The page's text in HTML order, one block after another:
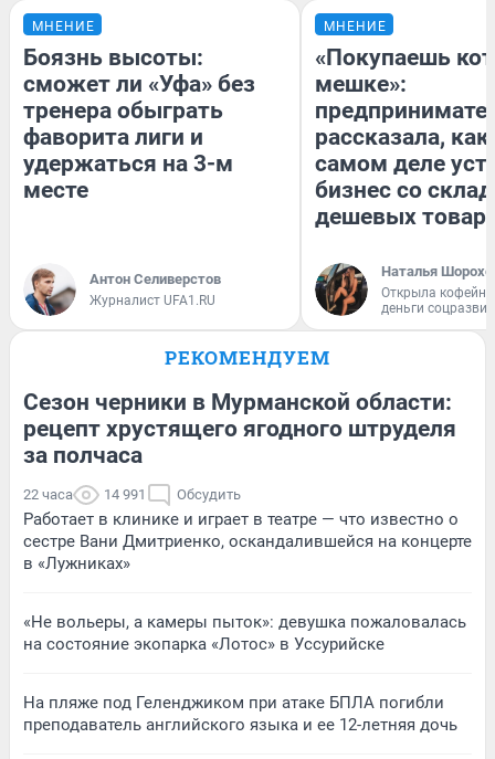
МНЕНИЕ
Боязнь высоты:
сможет ли «Уфа» без
тренера обыграть
фаворита лиги и
удержаться на 3-м
месте
Антон Селиверстов
Журналист UFA1.RU
МНЕНИЕ
«Покупаешь
мешке»:
рассказала, как
самом деле
бизнес со
дешевых
Наталья
Открыла
деньги
РЕКОМЕНДУЕМ
Сезон черники в Мурманской области:
рецепт хрустящего ягодного штруделя
за полчаса
22 часа 14 991 Обсудить
Работает в клинике и играет в театре — что известно о
сестре Вани Дмитриенко, оскандалившейся на концерте
в «Лужниках»
«Не вольеры, а камеры пыток»: девушка пожаловалась
на состояние экопарка «Лотос» в Уссурийске
На пляже под Геленджиком при атаке БПЛА погибли
преподаватель английского языка и ее 12-летняя дочь